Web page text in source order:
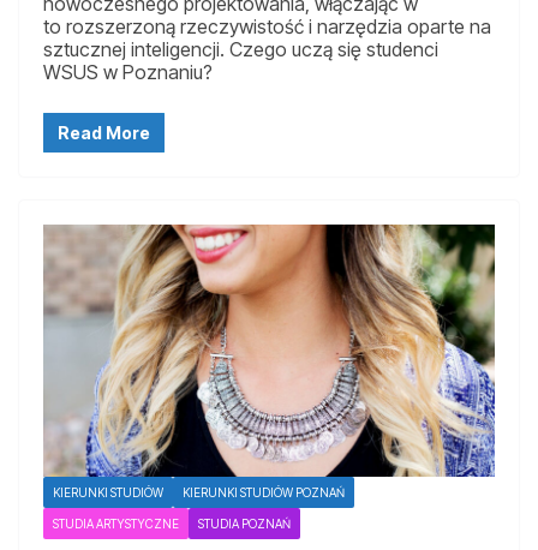
to rozszerzoną rzeczywistość i narzędzia oparte na
sztucznej inteligencji. Czego uczą się studenci
WSUS w Poznaniu?
Read More
KIERUNKI STUDIÓW KIERUNKI STUDIÓW POZNAŃ
STUDIA ARTYSTYCZNE STUDIA POZNAŃ